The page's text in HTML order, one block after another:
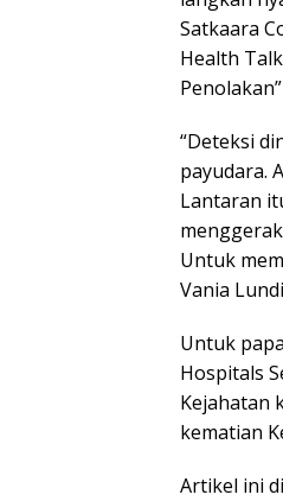
Satkaara
Health
“Deteksi
payudara.
Lantaran
Untuk
Vania
Untuk
Hospitals
Kejahatan
kematian
Artikel ini